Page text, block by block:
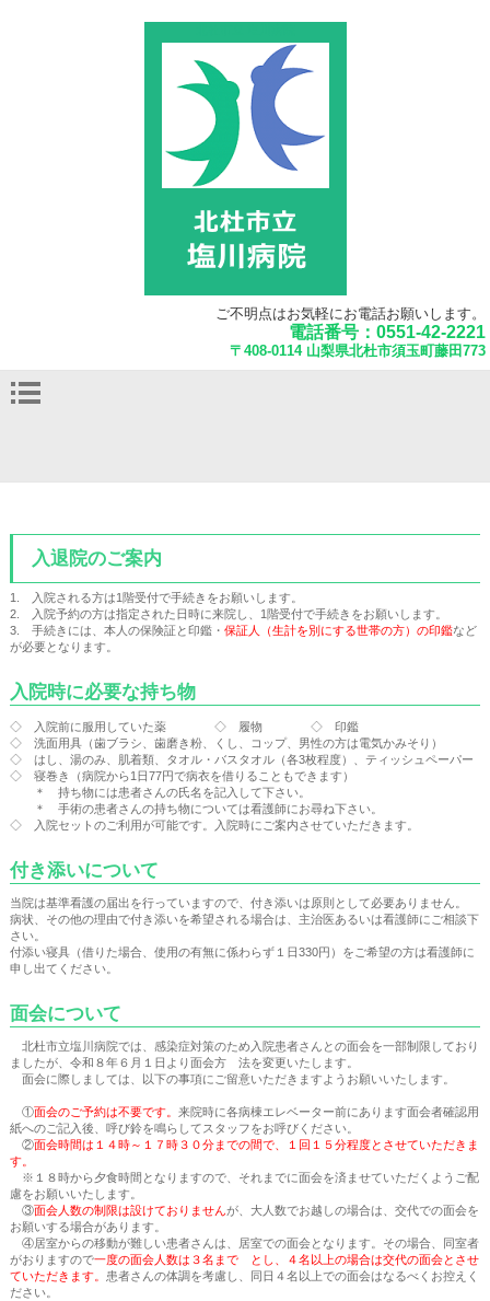
ご不明点はお気軽にお電話お願いします。
電話番号：0551-42-2221
〒408-0114 山梨県北杜市須玉町藤田773
入退院のご案内
1. 入院される方は1階受付で手続きをお願いします。
2. 入院予約の方は指定された日時に来院し、1階受付で手続きをお願いします。
3. 手続きには、本人の保険証と印鑑・ 保証人（生計を別にする世帯の方）の印鑑など
が必要となります。
入院時に必要な持ち物
◇ 入院前に服用していた薬 ◇ 履物 ◇ 印鑑
◇ 洗面用具（歯ブラシ、歯磨き粉、くし、コップ、男性の方は電気かみそり）
◇ はし、湯のみ、肌着類、タオル・バスタオル（各3枚程度）、ティッシュペーパー
◇ 寝巻き（病院から1日77円で病衣を借りることもできます）
＊ 持ち物には患者さんの氏名を記入して下さい。
＊ 手術の患者さんの持ち物については看護師にお尋ね下さい。
◇ 入院セットのご利用が可能です。入院時にご案内させていただきます。
付き添いについて
当院は基準看護の届出を行っていますので、付き添いは原則として必要ありません。
病状、その他の理由で付き添いを希望される場合は、主治医あるいは看護師にご相談下
さい。
付添い寝具（借りた場合、使用の有無に係わらず１日330円）をご希望の方は看護師に
申し出てください。
面会について
北杜市立塩川病院では、感染症対策のため入院患者さんとの面会を一部制限しており
ましたが、令和８年６月１日より面会方 法を変更いたします。
面会に際しましては、以下の事項にご留意いただきますようお願いいたします。
①面会のご予約は不要です。 来院時に各病棟エレベーター前にあります面会者確認用
紙へのご記入後、呼び鈴を鳴らしてスタッフをお呼びください。
②面会時間は１４時～１７時３０分までの間で、１回１５分程度とさせていただきま
す。
※１８時から夕食時間となりますので、それまでに面会を済ませていただくようご配
慮をお願いいたします。
③面会人数の制限は設けておりませんが、大人数でお越しの場合は、交代での面会を
お願いする場合があります。
④居室からの移動が難しい患者さんは、居室での面会となります。その場合、同室者
がおりますので一度の面会人数は３名まで とし、４名以上の場合は交代の面会とさせ
ていただきます。 患者さんの体調を考慮し、同日４名以上での面会はなるべくお控えく
ださい。